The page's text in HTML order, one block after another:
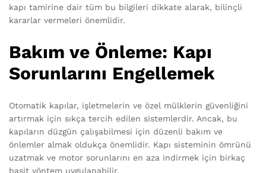
kapı tamirine dair tüm bu bilgileri dikkate alarak, bilinçli
kararlar vermeleri önemlidir.
Bakım ve Önleme: Kapı
Sorunlarını Engellemek
Otomatik kapılar, işletmelerin ve özel mülklerin güvenliğini
artırmak için sıkça tercih edilen sistemlerdir. Ancak, bu
kapıların düzgün çalışabilmesi için düzenli bakım ve
önlemler almak oldukça önemlidir. Kapı sisteminin ömrünü
uzatmak ve motor sorunlarını en aza indirmek için birkaç
basit yöntem uygulanabilir.